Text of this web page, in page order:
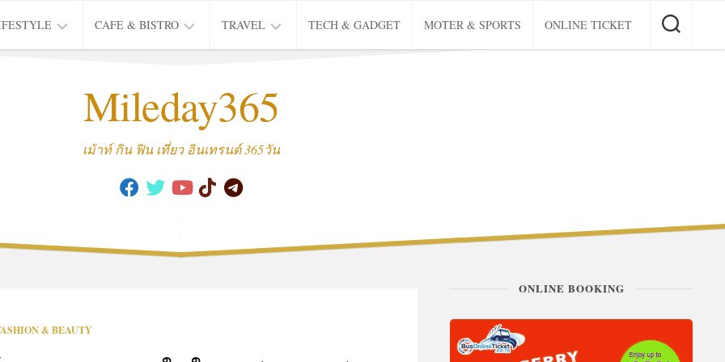
CAFE & BISTRO
CAFE
TRAVEL
THAI
TRIP
TECH & GADGET MOTER & SPORTS ONLINE TICKET
Mileday365
เม้าท์ กิน ฟิน เที่ยว อินเทรนด์ 365วัน
& BEAUTY
ONLINE BOOKING